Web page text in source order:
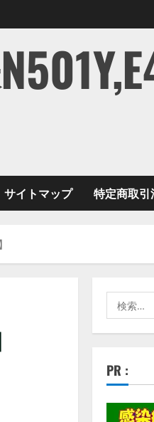
サイトマップ 特定商取
索:
PR :